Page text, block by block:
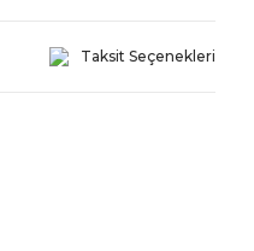
Taksit Seçenekleri